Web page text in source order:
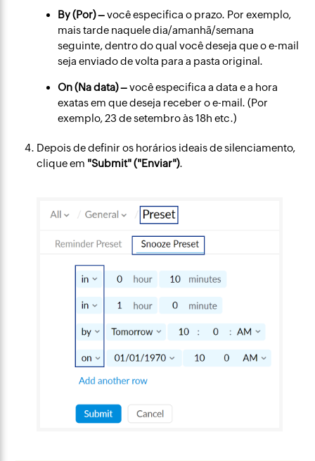
By (Por) –você especifica o prazo. Por exemplo,
mais tarde naquele dia/amanhã/semana
seguinte, dentro do qual você deseja que o e-mail
seja enviado de volta para a pasta original.
On (Na data) –você especifica a data e a hora
exatas em que deseja receber o e-mail. (Por
exemplo, 23 de setembro às 18h etc.)
Depois de definir os horários ideais de silenciamento,
clique em "Submit" ("Enviar").